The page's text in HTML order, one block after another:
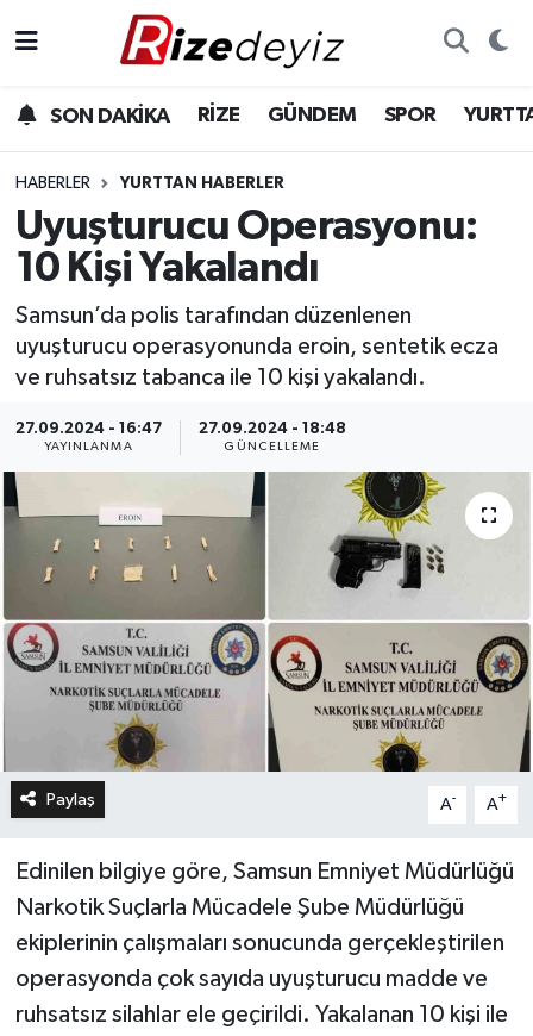
SON DAKİKA RİZE GÜNDEM SPOR
HABERLER YURTTAN HABERLER
Uyuşturucu Operasyonu:
10 Kişi Yakalandı
Samsun’da polis tarafından düzenlenen
uyuşturucu operasyonunda eroin, sentetik ecza
ve ruhsatsız tabanca ile 10 kişi yakalandı.
27.09.2024 - 16:47
YAYINLANMA
27.09.2024 - 18:48
GÜNCELLEME
Paylaş A- A+
Edinilen bilgiye göre, Samsun Emniyet Müdürlüğü
Narkotik Suçlarla Mücadele Şube Müdürlüğü
ekiplerinin çalışmaları sonucunda gerçekleştirilen
operasyonda çok sayıda uyuşturucu madde ve
ruhsatsız silahlar ele geçirildi. Yakalanan 10 kişi ile
Gündem
Yurttan Haberler
Ekonomi
Teknoloji
Rize Hava Durumu
Rize Trafik Yoğunluk Haritası
Süper Lig Puan Durumu ve Fikstür
Tüm Manşetler
Haber Arşivi